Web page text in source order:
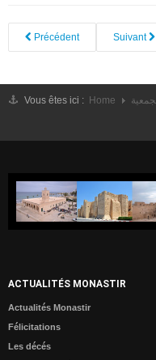
Précédent Suivant
Vous êtes ici : Home
ACTUALITÉS MONASTIR
Actualités Monastir
Félicitations
Les décés